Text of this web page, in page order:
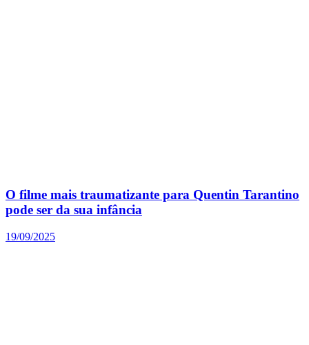
O filme mais traumatizante para Quentin Tarantino
pode ser da sua infância
19/09/2025